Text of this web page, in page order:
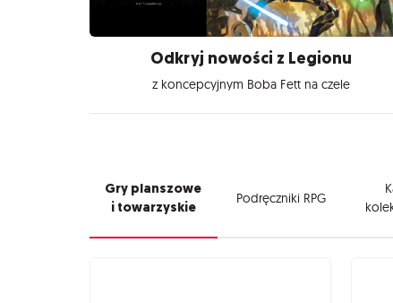
Odkryj nowości z Legionu
z koncepcyjnym Boba Fett na czele
Gry planszowe
i towarzyskie
Podręczniki RPG